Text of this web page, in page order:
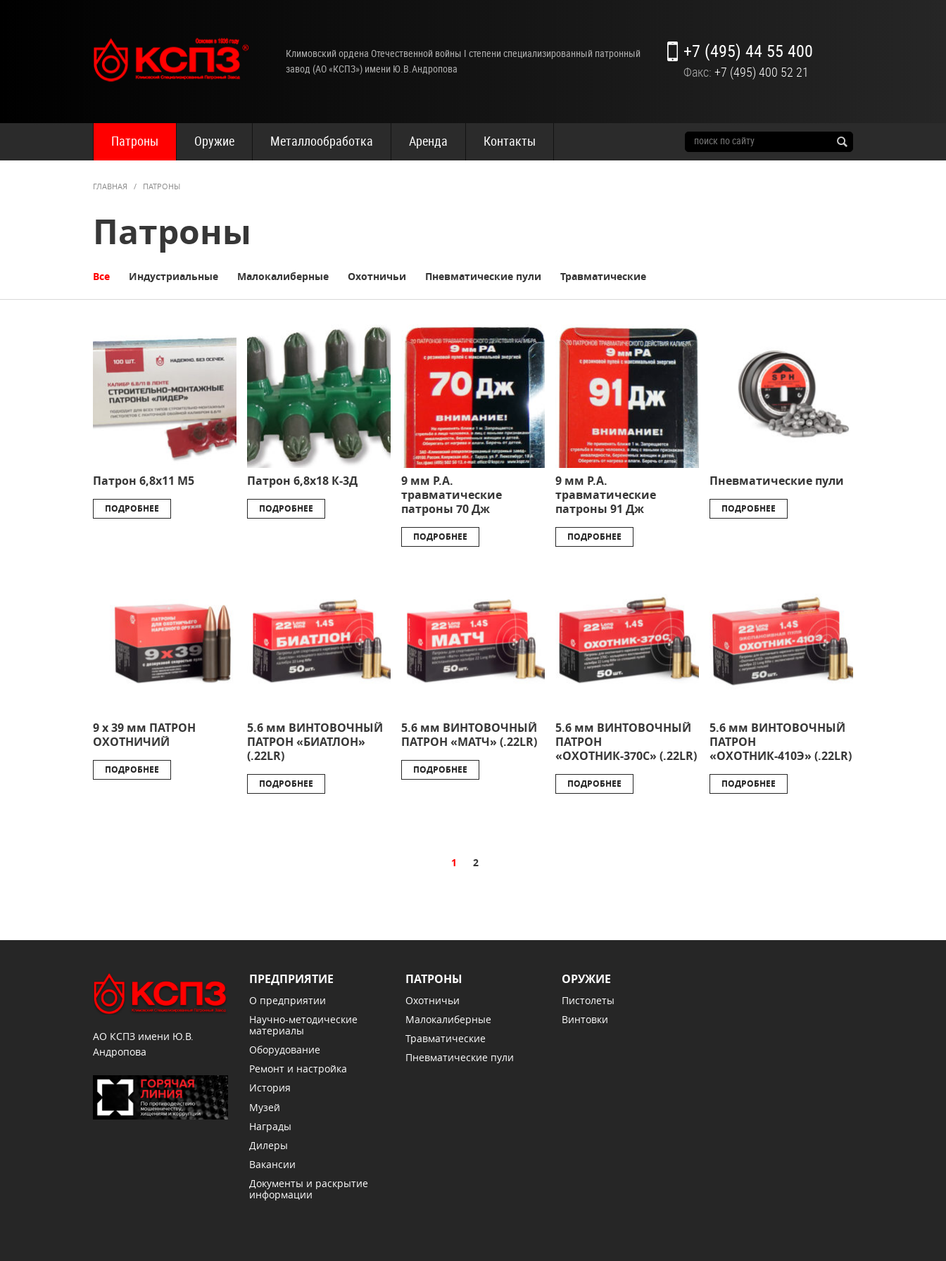
Климовский ордена Отечественной войны I степени специализированный патронный
завод (АО «КСПЗ») имени Ю.В.Андропова
+7 (495) 44 55 400
Факс: +7 (495) 400 52 21
Патроны Оружие Металлообработка Аренда Контакты
ГЛАВНАЯ / ПАТРОНЫ
Патроны
Все Индустриальные Малокалиберные Охотничьи Пневматические пули Травматические
Патрон 6,8х11 М5
ПОДРОБНЕЕ
Патрон 6,8х18 К-3Д
ПОДРОБНЕЕ
9 мм Р.А.
травматические
патроны 70 Дж
ПОДРОБНЕЕ
9 мм Р.А.
травматические
патроны 91 Дж
ПОДРОБНЕЕ
Пневматические пули
ПОДРОБНЕЕ
9 х 39 мм ПАТРОН
ОХОТНИЧИЙ
ПОДРОБНЕЕ
5.6 мм ВИНТОВОЧНЫЙ
ПАТРОН «БИАТЛОН»
(.22LR)
ПОДРОБНЕЕ
5.6 мм ВИНТОВОЧНЫЙ
ПАТРОН «МАТЧ» (.22LR)
ПОДРОБНЕЕ
5.6 мм ВИНТОВОЧНЫЙ
ПАТРОН
«ОХОТНИК-370С» (.22LR)
ПОДРОБНЕЕ
5.6 мм ВИНТОВОЧНЫЙ
ПАТРОН
«ОХОТНИК-410Э» (.22LR)
ПОДРОБНЕЕ
1 2
АО КСПЗ имени Ю.В.
Андропова
ПРЕДПРИЯТИЕ
О предприятии
Научно-методические
материалы
Оборудование
Ремонт и настройка
История
Музей
Награды
Дилеры
Вакансии
Документы и раскрытие
информации
ПАТРОНЫ
Охотничьи
Малокалиберные
Травматические
Пневматические пули
ОРУЖИЕ
Пистолеты
Винтовки